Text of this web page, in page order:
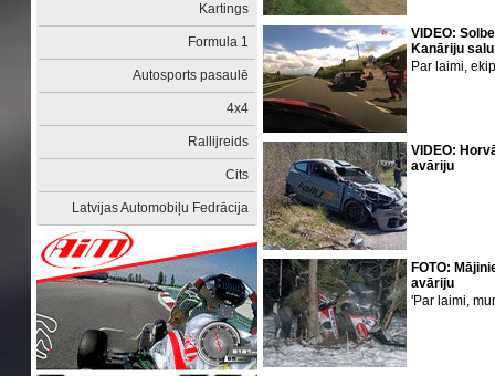
Kartings
Formula 1
Autosports pasaulē
4x4
Rallijreids
Cits
Latvijas Automobiļu Fedrācija
VIDEO:
Kanāriju
Par laimi,
VIDEO:
avāriju
FOTO:
avāriju
'Par laimi,